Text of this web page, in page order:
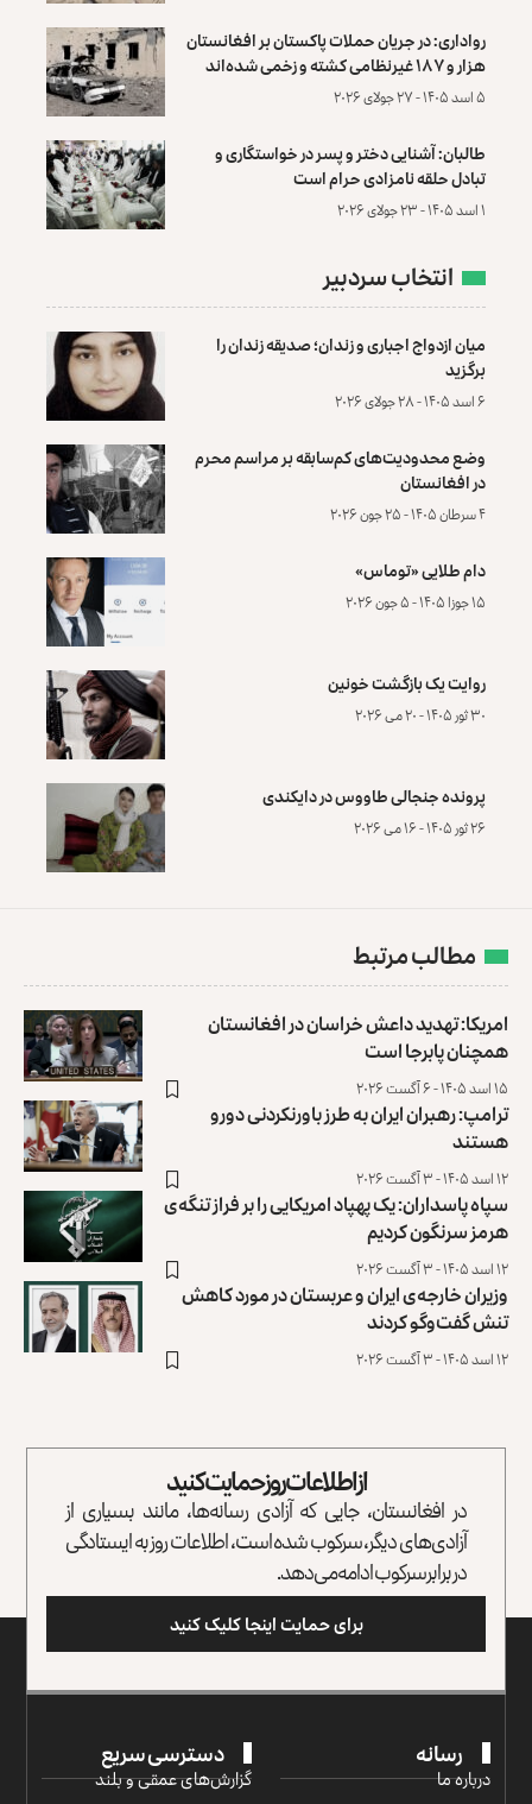
رواداری: در جریان حملات پاکستان بر افغانستان
هزار و ۱۸۷ غیرنظامی کشته و زخمی شده‌اند
۵ اسد ۱۴۰۵ - ۲۷ جولای ۲۰۲۶
طالبان: آشنایی دختر و پسر در خواستگاری و
تبادل حلقه نامزادی حرام است
۱ اسد ۱۴۰۵ - ۲۳ جولای ۲۰۲۶
انتخاب سردبیر
میان ازدواج اجباری و زندان؛ صدیقه زندان را
برگزید
۶ اسد ۱۴۰۵ - ۲۸ جولای ۲۰۲۶
وضع محدودیت‌های کم‌سابقه بر مراسم محرم
در افغانستان
۴ سرطان ۱۴۰۵ - ۲۵ جون ۲۰۲۶
دام طلایی «توماس»
۱۵ جوزا ۱۴۰۵ - ۵ جون ۲۰۲۶
روایت یک بازگشت خونین
۳۰ ثور ۱۴۰۵ - ۲۰ می ۲۰۲۶
پرونده‌ جنجالی طاووس در دایکندی
۲۶ ثور ۱۴۰۵ - ۱۶ می ۲۰۲۶
مطالب مرتبط
امریکا: تهدید داعش خراسان در افغانستان
همچنان پابرجا است
۱۵ اسد ۱۴۰۵ - ۶ آگست ۲۰۲۶
ترامپ: رهبران ایران به طرز باورنکردنی دورو
هستند
۱۲ اسد ۱۴۰۵ - ۳ آگست ۲۰۲۶
سپاه پاسداران: یک پهپاد امریکایی را بر فراز تنگه‌ی
هرمز سرنگون کردیم
۱۲ اسد ۱۴۰۵ - ۳ آگست ۲۰۲۶
وزیران خارجه‌ی ایران و عربستان در مورد کاهش
تنش گفت‌وگو کردند
۱۲ اسد ۱۴۰۵ - ۳ آگست ۲۰۲۶
از اطلاعات روز حمایت کنید
در افغانستان، جایی که آزادی رسانه‌ها، مانند بسیاری از
آزادی‌های دیگر، سرکوب شده است، اطلاعات روز به ایستادگی
در برابر سرکوب ادامه می‌دهد.
برای حمایت اینجا کلیک کنید
رسانه
درباره ما
دسترسی سریع
گزارش‌‌های عمقی و بلند